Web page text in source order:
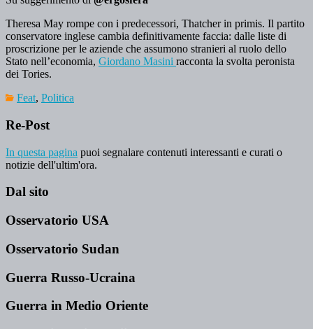
Theresa May rompe con i predecessori, Thatcher in primis. Il partito
conservatore inglese cambia definitivamente faccia: dalle liste di
proscrizione per le aziende che assumono stranieri al ruolo dello
Stato nell’economia, Giordano Masini racconta la svolta peronista
dei Tories.
Feat, Politica
Re-Post
In questa pagina puoi segnalare contenuti interessanti e curati o
notizie dell'ultim'ora.
Dal sito
Osservatorio USA
Osservatorio Sudan
Guerra Russo-Ucraina
Guerra in Medio Oriente